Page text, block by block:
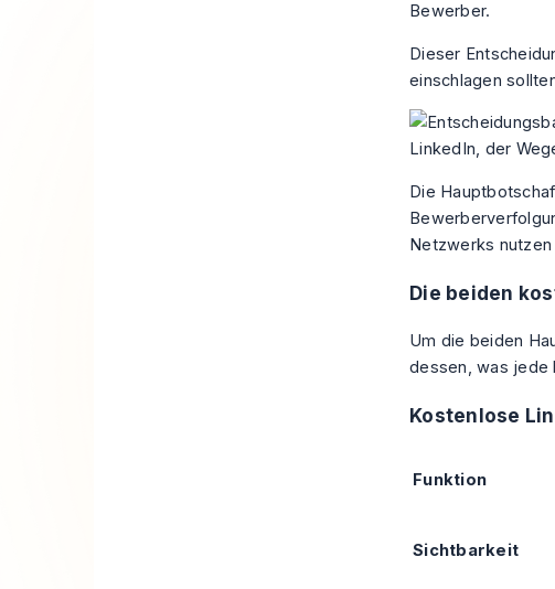
Bewerber.
Dieser
einschlagen
Die
Netzwerks
Die beiden
Um die beiden
dessen, was jede
Kostenlose
Funktion
Sichtbarkeit